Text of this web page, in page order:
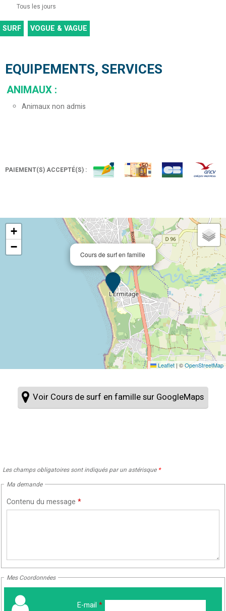
Tous les jours
SURF VOGUE & VAGUE
EQUIPEMENTS, SERVICES
ANIMAUX :
Animaux non admis
PAIEMENT(S) ACCEPTÉ(S) :
Cours de surf en famille
+
−
Leaflet | ©OpenStreetMap
Voir Cours de surf en famille sur GoogleMaps
Les champs obligatoires sont indiqués par un astérisque *
Ma demande
Contenu du message *
Mes Coordonnées
E-mail *